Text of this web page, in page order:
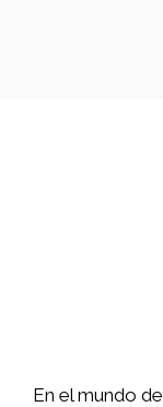
En el mundo